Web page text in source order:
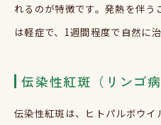
れるのが特徴です。発熱を伴
は軽症で、1週間程度で自然に治
伝染性紅斑（リンゴ病
伝染性紅斑は、ヒトパルボウ